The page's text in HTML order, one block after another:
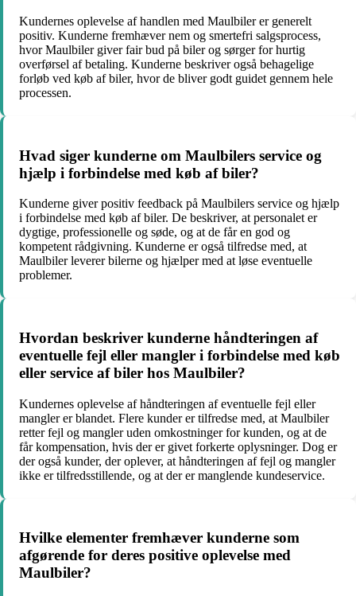
Kundernes oplevelse af handlen med Maulbiler er generelt
positiv. Kunderne fremhæver nem og smertefri salgsprocess,
hvor Maulbiler giver fair bud på biler og sørger for hurtig
overførsel af betaling. Kunderne beskriver også behagelige
forløb ved køb af biler, hvor de bliver godt guidet gennem hele
processen.
Hvad siger kunderne om Maulbilers service og
hjælp i forbindelse med køb af biler?
Kunderne giver positiv feedback på Maulbilers service og hjælp
i forbindelse med køb af biler. De beskriver, at personalet er
dygtige, professionelle og søde, og at de får en god og
kompetent rådgivning. Kunderne er også tilfredse med, at
Maulbiler leverer bilerne og hjælper med at løse eventuelle
problemer.
Hvordan beskriver kunderne håndteringen af
eventuelle fejl eller mangler i forbindelse med køb
eller service af biler hos Maulbiler?
Kundernes oplevelse af håndteringen af eventuelle fejl eller
mangler er blandet. Flere kunder er tilfredse med, at Maulbiler
retter fejl og mangler uden omkostninger for kunden, og at de
får kompensation, hvis der er givet forkerte oplysninger. Dog er
der også kunder, der oplever, at håndteringen af fejl og mangler
ikke er tilfredsstillende, og at der er manglende kundeservice.
Hvilke elementer fremhæver kunderne som
afgørende for deres positive oplevelse med
Maulbiler?